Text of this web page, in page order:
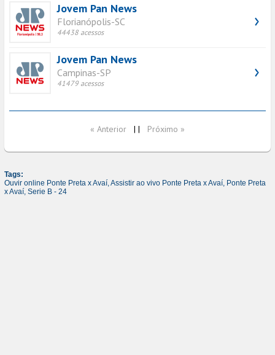
Jovem Pan News
Florianópolis-SC
44438 acessos
Jovem Pan News
Campinas-SP
41479 acessos
« Anterior | | Próximo »
Tags:
Ouvir online Ponte Preta x Avaí,Assistir ao vivo Ponte Preta x Avaí, Ponte Preta
x Avaí, Serie B - 24